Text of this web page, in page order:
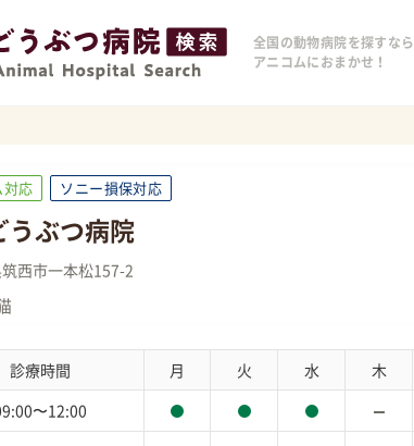
全国の動物病院を探すなら
アニコムにおまかせ！
対応 ソニー損保対応
うぶつ病院
西市一本松157-2
診療時間 月 火 水 木
〜12:00